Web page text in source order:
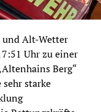
und Alt-Wetter
Uhr zu einer
Berg“
starke